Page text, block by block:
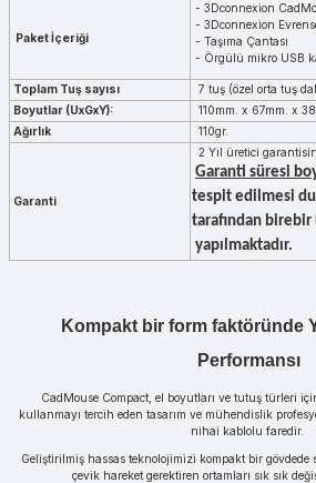
Paket İçeriği
- 3Dconnexion
- 3Dconnexion
- Taşıma Çantası
- Örgülü mikro USB
Toplam Tuş sayısı
7 tuş (özel orta tuş
Boyutlar (UxGxY):
110mm. x 67mm. x
Ağırlık
110gr.
Garanti
2 Yıl üretici
Garanti süresi
tespit edilmesi
tarafından
yapılmaktadır.
Kompakt bir form faktöründe
Performansı
CadMouse Compact, el boyutları ve tutuş türleri
kullanmayı tercih eden tasarım ve mühendislik
nihai kablolu faredir.
Geliştirilmiş hassas teknolojimizi kompakt bir gövdede
çevik hareket gerektiren ortamları sık sık